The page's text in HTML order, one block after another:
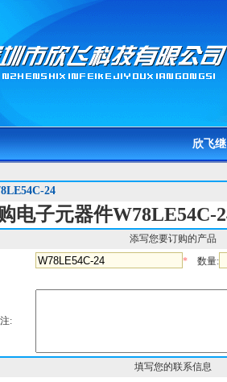
欣飞
24
电子元器件W78LE54C-
添写您要订购的产品
* 数量:
:
填写您的联系信息